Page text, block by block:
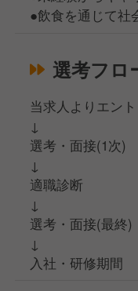
●飲食を通じて社
選考フロ
当求人よりエン
↓
選考・面接(1次)
↓
適職診断
↓
選考・面接(最終)
↓
入社・研修期間